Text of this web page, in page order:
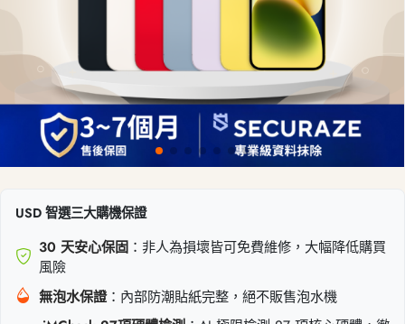
USD 智選三大購機保證
30 天安心保固 ：非人為損壞皆可免費維修，大幅降低購買
風險
無泡水保證：內部防潮貼紙完整，絕不販售泡水機